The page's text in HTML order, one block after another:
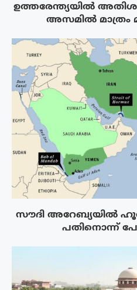
ഉത്തരേന്ത്യയിൽ
അസമിൽ മാത്രം
സൗദി അറേബ്യയിൽ
പതിനൊന്ന്